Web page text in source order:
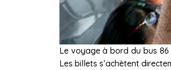
Le voyage à bord du bus
Les billets s’achètent